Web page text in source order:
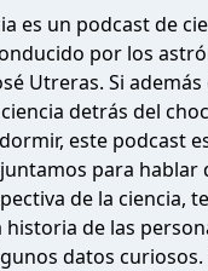
es un podcast de
por los
Utreras. Si
detrás del
este podcast
para hablar
de la ciencia,
historia de las
datos curiosos.